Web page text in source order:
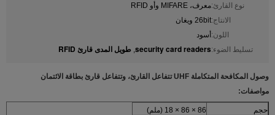
نوع القارئ:معرف، MIFARE وأو RFID
الانتاج:26bit ويغان
اللون:أسود
تسليط الضوء:security card readers
, طويل المدى قارئ RFID
وصول المكافحة المتكاملة UHF تتفاعل القارئ، وتتفاعل قارئ بطاقة الائتمان
مواصفات:
حجم
86 × 86 × 18 (ملم)